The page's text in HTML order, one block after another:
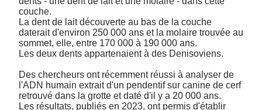
couche.
La dent de lait découverte au bas de la couche
daterait d'environ 250 000 ans et la molaire trouvée au
sommet, elle, entre 170 000 à 190 000 ans.
Les deux dents appartenaient à des Denisoviens.
Des chercheurs ont récemment réussi à analyser de
l'ADN humain extrait d'un pendentif sur canine de cerf
retrouvé dans la grotte et daté d'il y a 20 000 ans.
Les résultats, publiés en 2023, ont permis d'établir